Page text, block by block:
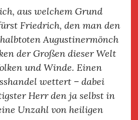
aus welchem Grund
Friedrich, den man den
Augustinermönch
der Großen dieser Welt
und Winde. Einen
wettert – dabei
Herr den ja selbst in
Unzahl von heiligen